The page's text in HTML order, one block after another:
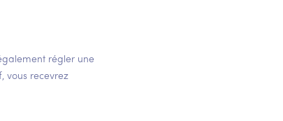
régler une
vous recevrez